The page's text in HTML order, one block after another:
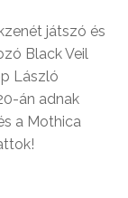
játszó és
Black Veil
László
án adnak
a Mothica